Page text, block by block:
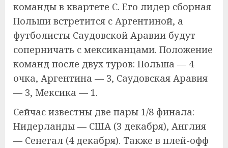
команды в квартете С. Его лидер сборная
Польши встретится с Аргентиной, а
футболисты Саудовской Аравии будут
соперничать с мексиканцами. Положение
команд после двух туров: Польша — 4
очка, Аргентина — 3, Саудовская Аравия
— 3, Мексика — 1.
Сейчас известны две пары 1/8 финала:
Нидерланды — США (3 декабря), Англия
— Сенегал (4 декабря). Также в плей-офф